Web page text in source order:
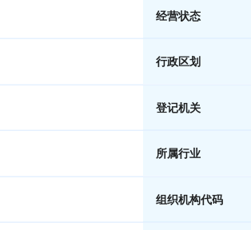
经营状态
行政区划
登记机关
所属行业
组织机构代码